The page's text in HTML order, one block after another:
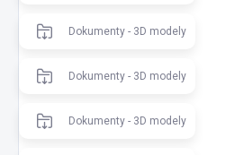
Dokumenty - 3D modely
Dokumenty - 3D modely
Dokumenty - 3D modely